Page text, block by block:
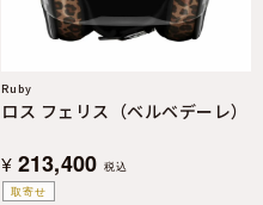
取寄せ
Ruby
ロス フェリス（ベルベデーレ）
¥ 213,400 税込